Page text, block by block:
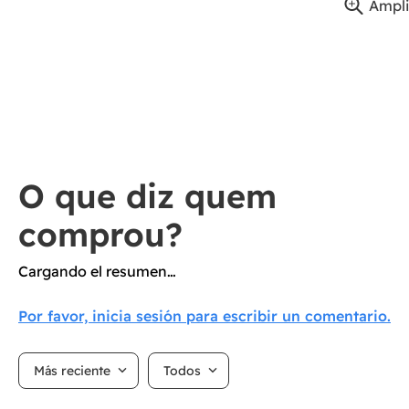
Cargando el resumen…
Por favor, inicia sesión para escribir un comentario.
Más reciente Todos